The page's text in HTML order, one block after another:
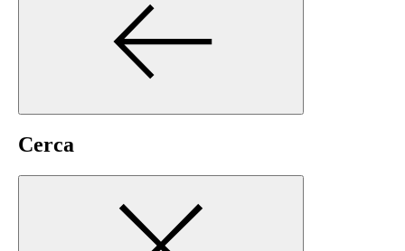
Cerca